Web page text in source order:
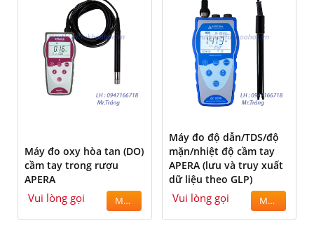
Máy đo oxy hòa tan (DO)
cầm tay trong rượu
APERA
Vui lòng gọi MUA
Máy đo độ dẫn/TDS/độ
mặn/nhiệt độ cầm tay
APERA (lưu và truy xuất
dữ liệu theo GLP)
Vui lòng gọi MUA